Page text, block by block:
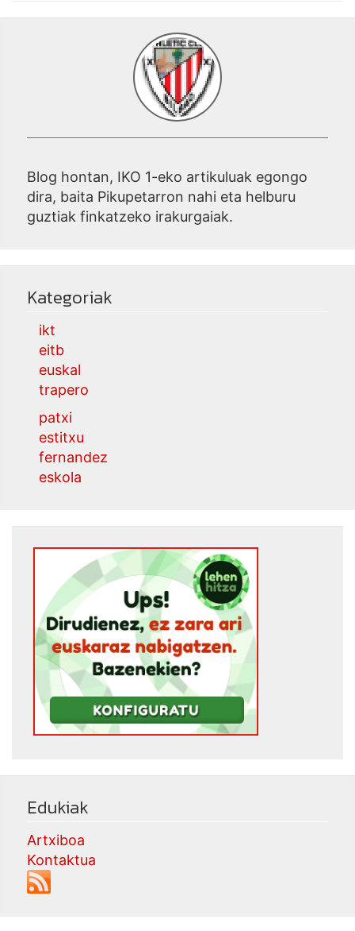
Blog hontan, IKO 1-eko artikuluak egongo
dira, baita Pikupetarron nahi eta helburu
guztiak finkatzeko irakurgaiak.
Kategoriak
ikt
eitb
euskal
trapero
patxi
estitxu
fernandez
eskola
Edukiak
Artxiboa
Kontaktua